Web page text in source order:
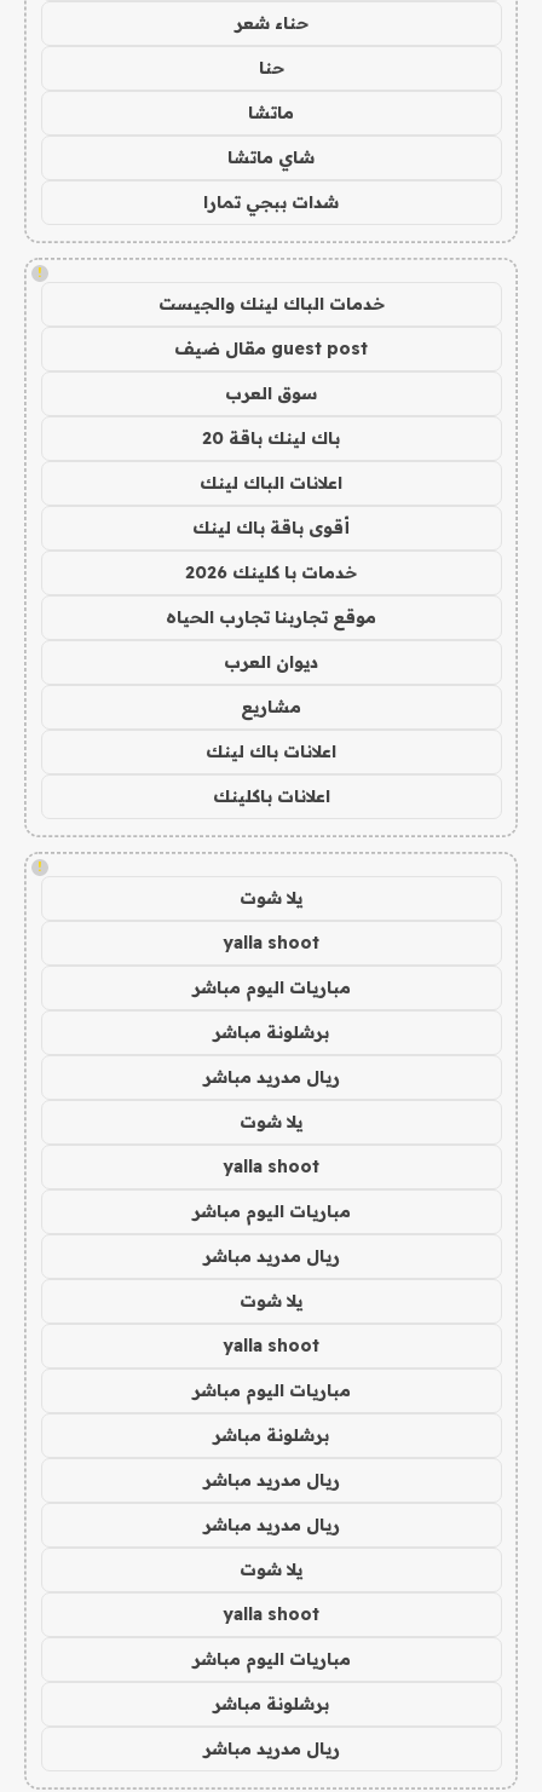
حناء شعر
حنا
ماتشا
شاي ماتشا
شدات ببجي تمارا
!
خدمات الباك لينك والجيست
guest post مقال ضيف
سوق العرب
باك لينك باقة 20
اعلانات الباك لينك
أقوى باقة باك لينك
خدمات با كلينك 2026
موقع تجاربنا تجارب الحياه
ديوان العرب
مشاريع
اعلانات باك لينك
اعلانات باكلينك
!
يلا شوت
yalla shoot
مباريات اليوم مباشر
برشلونة مباشر
ريال مدريد مباشر
يلا شوت
yalla shoot
مباريات اليوم مباشر
ريال مدريد مباشر
يلا شوت
yalla shoot
مباريات اليوم مباشر
برشلونة مباشر
ريال مدريد مباشر
ريال مدريد مباشر
يلا شوت
yalla shoot
مباريات اليوم مباشر
برشلونة مباشر
ريال مدريد مباشر